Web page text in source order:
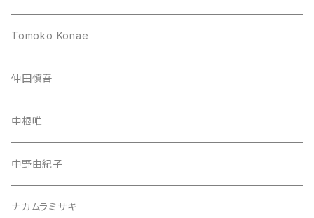
Tomoko Konae
仲田慎吾
中根唯
中野由紀子
ナカムラミサキ